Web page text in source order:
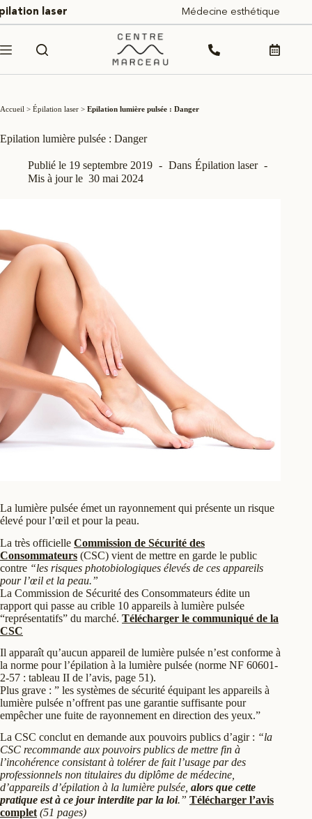
Passer
au
laser Médecine esthétique
Accueil > Épilation laser > Epilation lumière pulsée : Danger
Epilation lumière pulsée : Danger
Publié le 19 septembre 2019 Dans Épilation laser
Mis à jour le 30 mai 2024
La lumière pulsée émet un rayonnement qui présente un risque
élevé pour l’œil et pour la peau.
La très officielle Commission de Sécurité des
Consommateurs (CSC) vient de mettre en garde le public
contre “les risques photobiologiques élevés de ces appareils
pour l’œil et la peau.”
La Commission de Sécurité des Consommateurs édite un
rapport qui passe au crible 10 appareils à lumière pulsée
“représentatifs” du marché. Télécharger le communiqué de la
CSC
Il apparaît qu’aucun appareil de lumière pulsée n’est conforme à
la norme pour l’épilation à la lumière pulsée (norme NF 60601-
2-57 : tableau II de l’avis, page 51).
Plus grave : ” les systèmes de sécurité équipant les appareils à
lumière pulsée n’offrent pas une garantie suffisante pour
empêcher une fuite de rayonnement en direction des yeux.”
La CSC conclut en demande aux pouvoirs publics d’agir : “la
CSC recommande aux pouvoirs publics de mettre fin à
l’incohérence consistant à tolérer de fait l’usage par des
professionnels non titulaires du diplôme de médecine,
d’appareils d’épilation à la lumière pulsée, alors que cette
pratique est à ce jour interdite par la loi.” Télécharger l’avis
complet (51 pages)